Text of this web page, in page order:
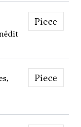
Piece
Piece